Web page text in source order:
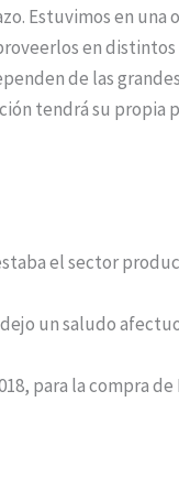
Estuvimos en una
en
de las
tendrá su propia
el sector
un saludo
para la compra de